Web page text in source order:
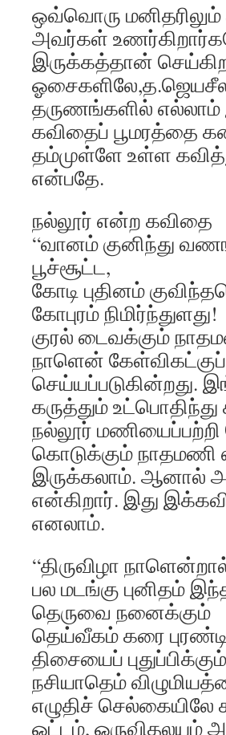
ஒவ்வொரு
அவர்கள்
இருக்கத்தான்
தருணங்களில் எல்லாம்
கவிதைப் பூமரத்தை
தம்முள்ளே உள்ள
என்பதே.
நல்லூர் என்ற கவிதை
“வானம் குனிந்து
பூச்சூட்ட,
கோடி புதினம்
கோபுரம் நிமிர்ந்துளது!
குரல் டைவக்கும்
நாளென் கேள்விகட்குப்
செய்யப்படுகின்றது.
கருத்தும்
நல்லூர்
கொடுக்கும்
இருக்கலாம். ஆனால்
என்கிறார். இது
எனலாம்.
“திருவிழா
பல மடங்கு புனிதம்
தெருவை நனைக்கும்
தெய்வீகம் கரை
திசையைப்
நசியாதெம்
எழுதிச் செல்கையிலே
ஓட்டம், ஒருவிதலயம்